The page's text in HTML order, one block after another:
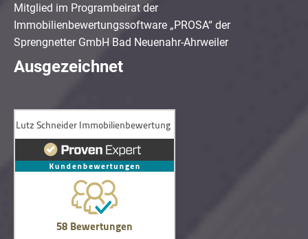
Mitglied im Programbeirat der
Immobilienbewertungssoftware „PROSA“ der
Sprengnetter GmbH Bad Neuenahr-Ahrweiler
Ausgezeichnet